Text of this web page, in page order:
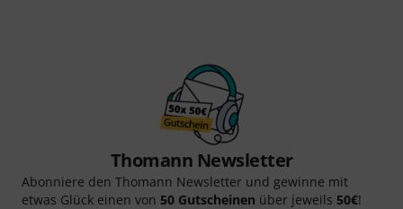
Thomann Newsletter
Abonniere den Thomann Newsletter und gewinne mit
etwas Glück einen von 50 Gutscheinen über jeweils 50€!